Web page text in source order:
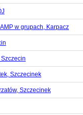
w grupach, Karpacz
Szczecinek
Szczecinek